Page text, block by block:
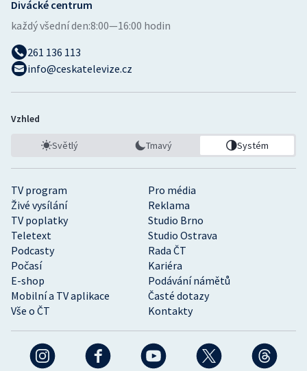
TV program
Pro média
Živé vysílání
Reklama
TV poplatky
Studio Brno
Teletext
Studio Ostrava
Podcasty
Rada ČT
Počasí
Kariéra
E-shop
Podávání námětů
Mobilní a TV aplikace
Časté dotazy
Vše o ČT
Kontakty
Divácké centrum
každý všední den:8:00—16:00 hodin
261 136 113
info@ceskatelevize.cz
Vzhled
Světlý Tmavý Systém